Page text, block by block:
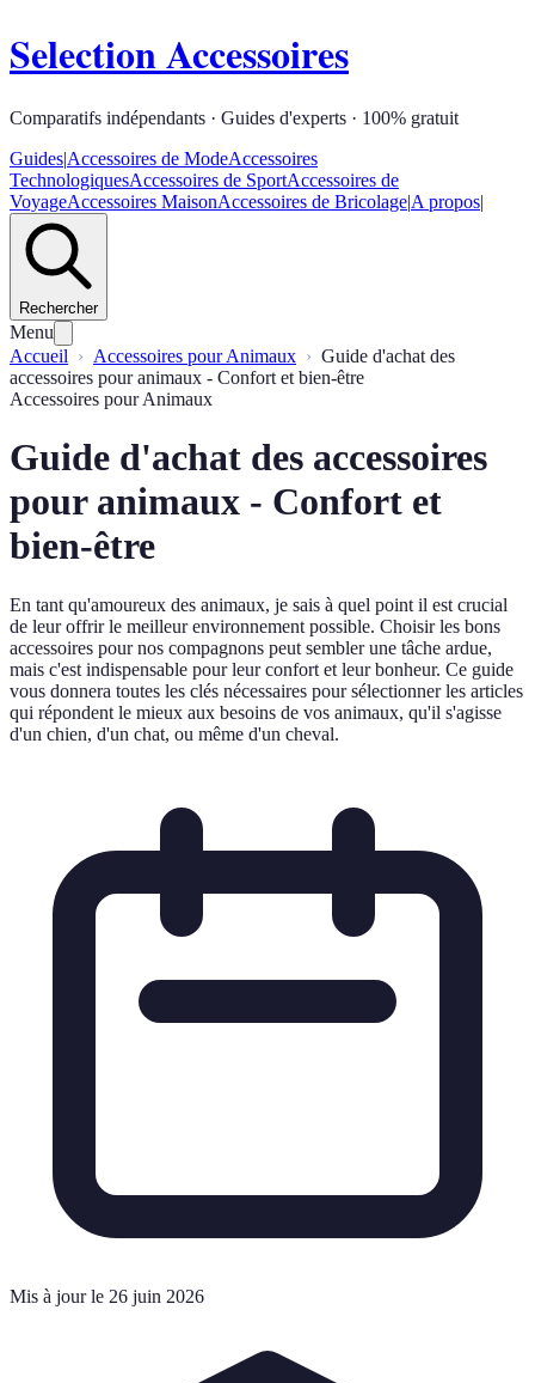
Selection Accessoires
Comparatifs indépendants · Guides d'experts · 100% gratuit
Guides|Accessoires de ModeAccessoires
TechnologiquesAccessoires de SportAccessoires de
VoyageAccessoires MaisonAccessoires de Bricolage|A propos|
Rechercher
Menu
Accueil
Accessoires pour Animaux
Guide d'achat des
accessoires pour animaux - Confort et bien-être
Accessoires pour Animaux
Guide d'achat des accessoires
pour animaux - Confort et
bien-être
En tant qu'amoureux des animaux, je sais à quel point il est crucial
de leur offrir le meilleur environnement possible. Choisir les bons
accessoires pour nos compagnons peut sembler une tâche ardue,
mais c'est indispensable pour leur confort et leur bonheur. Ce guide
vous donnera toutes les clés nécessaires pour sélectionner les articles
qui répondent le mieux aux besoins de vos animaux, qu'il s'agisse
d'un chien, d'un chat, ou même d'un cheval.
Mis à jour le 26 juin 2026